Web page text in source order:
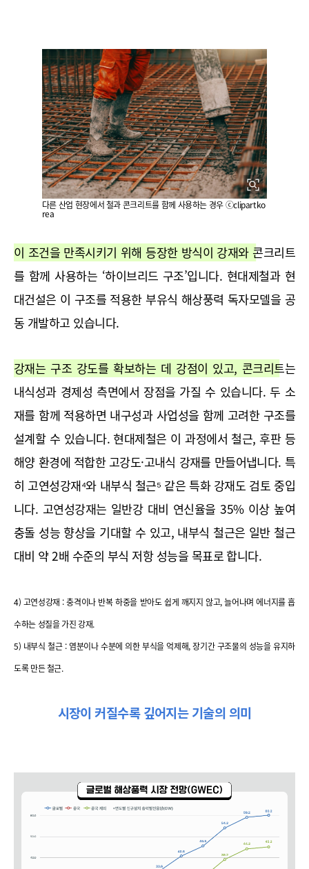
다른 산업 현장에서 철과 콘크리트를 함께 사용하는 경우 ⓒclipartko
rea
이 조건을 만족시키기 위해 등장한 방식이 강재와 콘크리트
를 함께 사용하는 ‘하이브리드 구조’입니다. 현대제철과 현
대건설은 이 구조를 적용한 부유식 해상풍력 독자모델을 공
동 개발하고 있습니다.
강재는 구조 강도를 확보하는 데 강점이 있고, 콘크리트는
내식성과 경제성 측면에서 장점을 가질 수 있습니다. 두 소
재를 함께 적용하면 내구성과 사업성을 함께 고려한 구조를
설계할 수 있습니다. 현대제철은 이 과정에서 철근, 후판 등
해양 환경에 적합한 고강도·고내식 강재를 만들어냅니다. 특
히 고연성강재⁴와 내부식 철근⁵ 같은 특화 강재도 검토 중입
니다. 고연성강재는 일반강 대비 연신율을 35% 이상 높여
충돌 성능 향상을 기대할 수 있고, 내부식 철근은 일반 철근
대비 약 2배 수준의 부식 저항 성능을 목표로 합니다.
4) 고연성강재 : 충격이나 반복 하중을 받아도 쉽게 깨지지 않고, 늘어나며 에너지를 흡
수하는 성질을 가진 강재.
5) 내부식 철근 : 염분이나 수분에 의한 부식을 억제해, 장기간 구조물의 성능을 유지하
도록 만든 철근.
시장이 커질수록 깊어지는 기술의 의미